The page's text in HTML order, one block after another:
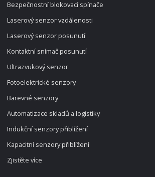
Bezpečnostní blokovací spínače
Laserový senzor vzdálenosti
Laserový senzor posunutí
Kontaktní snímač posunutí
Ultrazvukový senzor
Fotoelektrické senzory
Barevné senzory
Automatizace skladů a logistiky
Indukční senzory přiblížení
Kapacitní senzory přiblížení
Zjistěte více